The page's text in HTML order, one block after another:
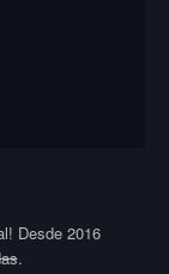
Desde 2016
.